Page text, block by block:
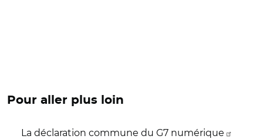
Pour aller plus loin
La déclaration commune du G7 numérique